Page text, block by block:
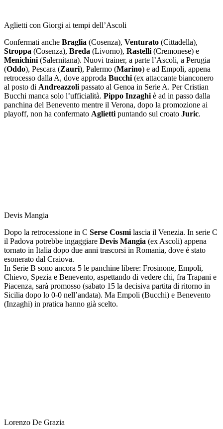
Aglietti con Giorgi ai tempi dell’Ascoli
Confermati anche Braglia (Cosenza), Venturato (Cittadella),
Stroppa (Cosenza), Breda (Livorno), Rastelli (Cremonese) e
Menichini (Salernitana). Nuovi trainer, a parte l’Ascoli, a Perugia
(Oddo), Pescara (Zauri), Palermo (Marino) e ad Empoli, appena
retrocesso dalla A, dove approda Bucchi (ex attaccante bianconero
al posto di Andreazzoli passato al Genoa in Serie A. Per Cristian
Bucchi manca solo l’ufficialità. Pippo Inzaghi è ad in passo dalla
panchina del Benevento mentre il Verona, dopo la promozione ai
playoff, non ha confermato Aglietti puntando sul croato Juric.
Devis Mangia
Dopo la retrocessione in C Serse Cosmi lascia il Venezia. In serie C
il Padova potrebbe ingaggiare Devis Mangia (ex Ascoli) appena
tornato in Italia dopo due anni trascorsi in Romania, dove é stato
esonerato dal Craiova.
In Serie B sono ancora 5 le panchine libere: Frosinone, Empoli,
Chievo, Spezia e Benevento, aspettando di vedere chi, fra Trapani e
Piacenza, sarà promosso (sabato 15 la decisiva partita di ritorno in
Sicilia dopo lo 0-0 nell’andata). Ma Empoli (Bucchi) e Benevento
(Inzaghi) in pratica hanno già scelto.
Lorenzo De Grazia